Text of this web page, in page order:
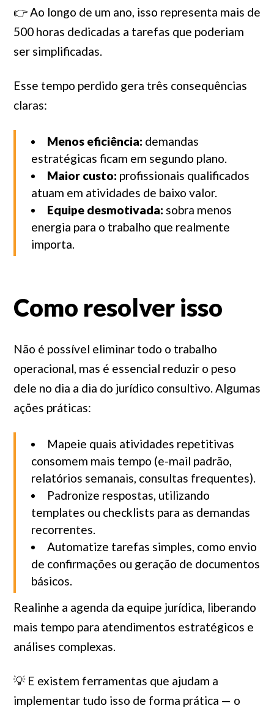
👉 Ao longo de um ano, isso representa mais de
500 horas dedicadas a tarefas que poderiam
ser simplificadas.
Esse tempo perdido gera três consequências
claras:
Menos eficiência: demandas
estratégicas ficam em segundo plano.
Maior custo: profissionais qualificados
atuam em atividades de baixo valor.
Equipe desmotivada: sobra menos
energia para o trabalho que realmente
importa.
Como resolver isso
Não é possível eliminar todo o trabalho
operacional, mas é essencial reduzir o peso
dele no dia a dia do jurídico consultivo. Algumas
ações práticas:
Mapeie quais atividades repetitivas
consomem mais tempo (e-mail padrão,
relatórios semanais, consultas frequentes).
Padronize respostas, utilizando
templates ou checklists para as demandas
recorrentes.
Automatize tarefas simples, como envio
de confirmações ou geração de documentos
básicos.
Realinhe a agenda da equipe jurídica, liberando
mais tempo para atendimentos estratégicos e
análises complexas.
💡 E existem ferramentas que ajudam a
implementar tudo isso de forma prática — o